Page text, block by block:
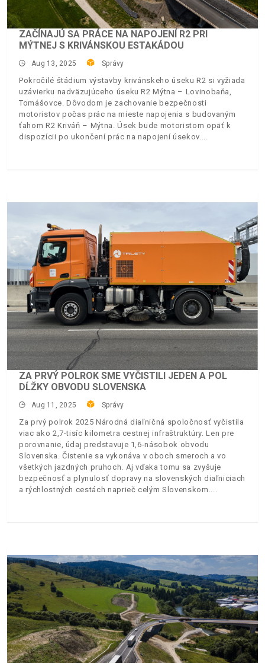
ZAČÍNAJÚ SA PRÁCE NA NAPOJENÍ R2 PRI
MÝTNEJ S KRIVÁNSKOU ESTAKÁDOU
Aug 13, 2025 Správy
Pokročilé štádium výstavby krivánskeho úseku R2 si vyžiada
uzávierku nadväzujúceho úseku R2 Mýtna – Lovinobaňa,
Tomášovce. Dôvodom je zachovanie bezpečnosti
motoristov počas prác na mieste napojenia s budovaným
ťahom R2 Kriváň – Mýtna. Úsek bude motoristom opäť k
dispozícii po ukončení prác na napojení úsekov.
ZA PRVÝ POLROK SME VYČISTILI JEDEN A POL
DĹŽKY OBVODU SLOVENSKA
Aug 11, 2025 Správy
Za prvý polrok 2025 Národná diaľničná spoločnosť vyčistila
viac ako 2,7-tisíc kilometra cestnej infraštruktúry. Len pre
porovnanie, údaj predstavuje 1,6-násobok obvodu
Slovenska. Čistenie sa vykonáva v oboch smeroch a vo
všetkých jazdných pruhoch. Aj vďaka tomu sa zvyšuje
bezpečnosť a plynulosť dopravy na slovenských diaľniciach
a rýchlostných cestách naprieč celým Slovenskom.